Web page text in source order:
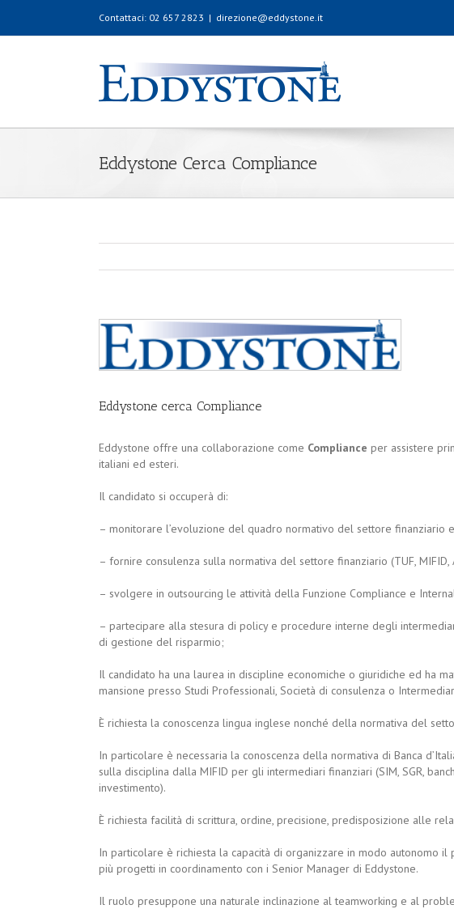
Contattaci: 02 657 2823 | direzione@eddystone.it
Eddystone Cerca Compliance
Eddystone cerca Compliance
Eddystone offre una collaborazione come Compliance per assistere
italiani ed esteri.
Il candidato si occuperà di:
– monitorare l’evoluzione del quadro normativo del settore
– fornire consulenza sulla normativa del settore finanziario (TUF, MIFID,
– svolgere in outsourcing le attività della Funzione Compliance e
– partecipare alla stesura di policy e procedure interne degli
di gestione del risparmio;
Il candidato ha una laurea in discipline economiche o giuridiche ed ha
mansione presso Studi Professionali, Società di consulenza o
È richiesta la conoscenza lingua inglese nonché della normativa del
In particolare è necessaria la conoscenza della normativa di Banca
sulla disciplina dalla MIFID per gli intermediari finanziari (SIM, SGR,
investimento).
È richiesta facilità di scrittura, ordine, precisione, predisposizione alle
In particolare è richiesta la capacità di organizzare in modo autonomo
più progetti in coordinamento con i Senior Manager di Eddystone.
Il ruolo presuppone una naturale inclinazione al teamworking e al